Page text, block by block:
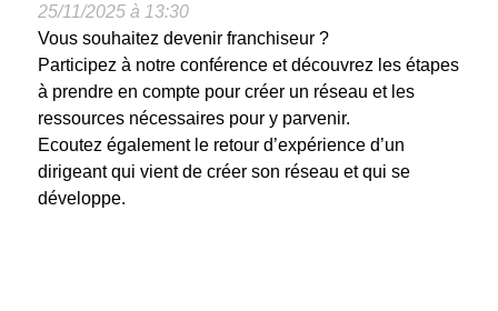
25/11/2025 à 13:30
Vous souhaitez devenir franchiseur ?
Participez à notre conférence et découvrez les étapes
à prendre en compte pour créer un réseau et les
ressources nécessaires pour y parvenir.
Ecoutez également le retour d’expérience d’un
dirigeant qui vient de créer son réseau et qui se
développe.